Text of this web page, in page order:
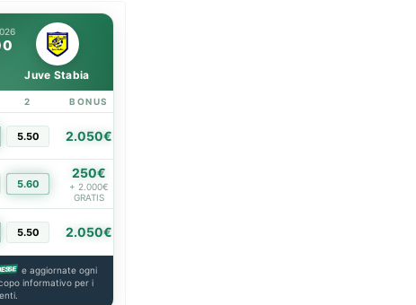
Juve Stabia
2 BONUS
5.50 2.050€
5.60
250€
+ 2.000€
GRATIS
5.50 2.050€
e aggiornate ogni
informativo per i